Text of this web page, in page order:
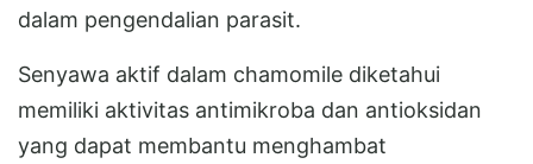
dalam pengendalian parasit.
Senyawa aktif dalam chamomile diketahui
memiliki aktivitas antimikroba dan antioksidan
yang dapat membantu menghambat